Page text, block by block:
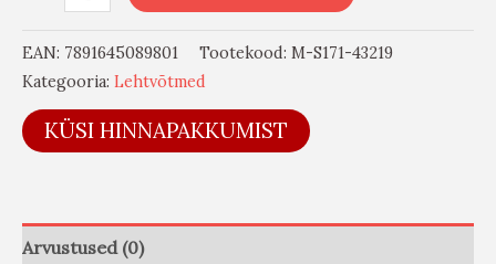
EAN: 7891645089801 Tootekood: M-S171-43219
Kategooria: Lehtvõtmed
KÜSI HINNAPAKKUMIST
Arvustused (0)